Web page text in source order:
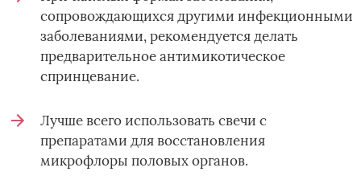
сопровождающихся другими инфекционными
заболеваниями, рекомендуется делать
предварительное антимикотическое
спринцевание.
Лучше всего использовать свечи с
препаратами для восстановления
микрофлоры половых органов.